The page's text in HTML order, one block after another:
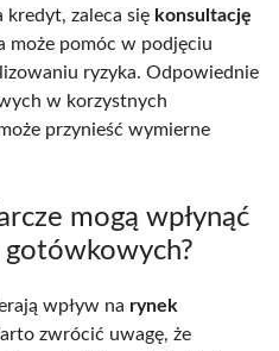
kredyt, zaleca się konsultację
może pomóc w podjęciu
ryzyka. Odpowiednie
w korzystnych
przynieść wymierne
mogą wpłynąć
wpływ na rynek
zwrócić uwagę, że